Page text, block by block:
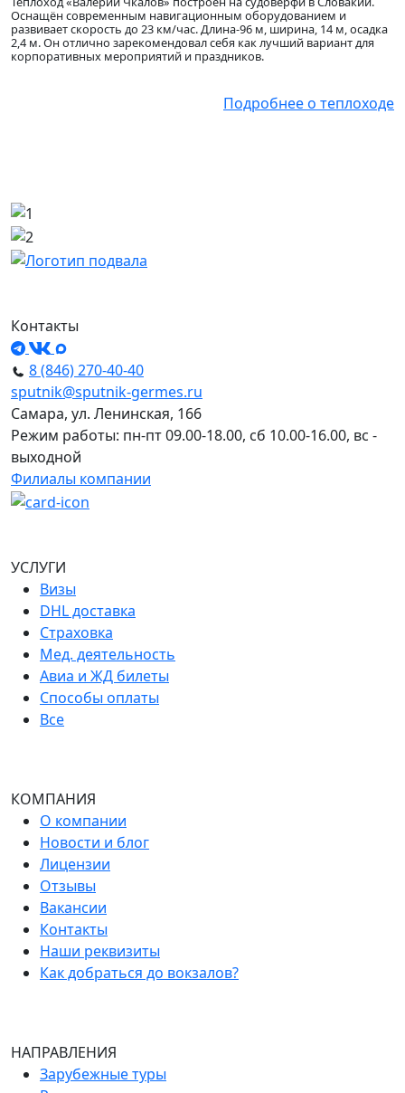
Оснащён современным навигационным оборудованием и
развивает скорость до 23 км/час. Длина-96 м, ширина, 14 м, осадка
2,4 м. Он отлично зарекомендовал себя как лучший вариант для
корпоративных мероприятий и праздников.
Подробнее о теплоходе
УСЛУГИ
Визы
DHL доставка
Страховка
Мед. деятельность
Авиа и ЖД билеты
Способы оплаты
Все
КОМПАНИЯ
О компании
Новости и блог
Лицензии
Отзывы
Вакансии
Контакты
Наши реквизиты
Как добраться до вокзалов?
НАПРАВЛЕНИЯ
Зарубежные туры
Контакты
8 (846) 270-40-40
sputnik@sputnik-germes.ru
Самара, ул. Ленинская, 166
Режим работы: пн-пт 09.00-18.00, сб 10.00-16.00, вс -
выходной
Филиалы компании